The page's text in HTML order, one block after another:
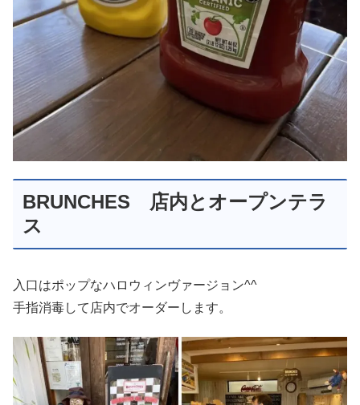
BRUNCHES 店内とオープンテラ
ス
入口はポップなハロウィンヴァージョン^^
手指消毒して店内でオーダーします。